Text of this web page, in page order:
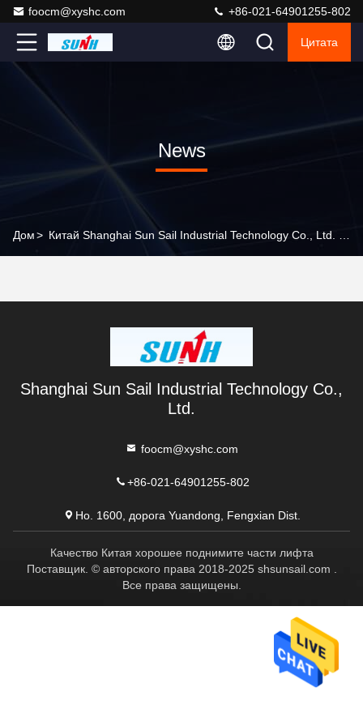
foocm@xyshc.com +86-021-64901255-802
Цитата
News
Дом>
Shanghai Sun Sail Industrial Technology Co.,
Ltd.
foocm@xyshc.com
+86-021-64901255-802
Но. 1600, дорога Yuandong, Fengxian Dist.
Качество Китая хорошее поднимите части лифта
Поставщик. © авторского права 2018-2025 shsunsail.com .
Все права защищены.